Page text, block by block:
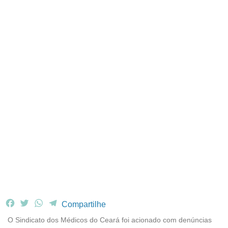
F
c
T
i
W
a
TCompartilhe
O Sindicato dos Médicos do Ceará foi acionado com denúncias